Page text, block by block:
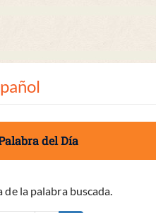
del Día
la palabra buscada.